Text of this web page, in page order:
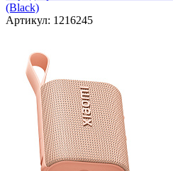
(Black)
Артикул: 1216245